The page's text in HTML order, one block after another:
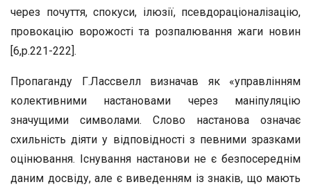
через почуття, спокуси, ілюзії, псевдораціоналізацію,
провокацію ворожості та розпалювання жаги новин
[6,р.221-222].
Пропаганду Г.Лассвелл визначав як «управлінням
колективними настановами через маніпуляцію
значущими символами. Слово настанова означає
схильність діяти у відповідності з певними зразками
оцінювання. Існування настанови не є безпосереднім
даним досвіду, але є виведенням із знаків, що мають